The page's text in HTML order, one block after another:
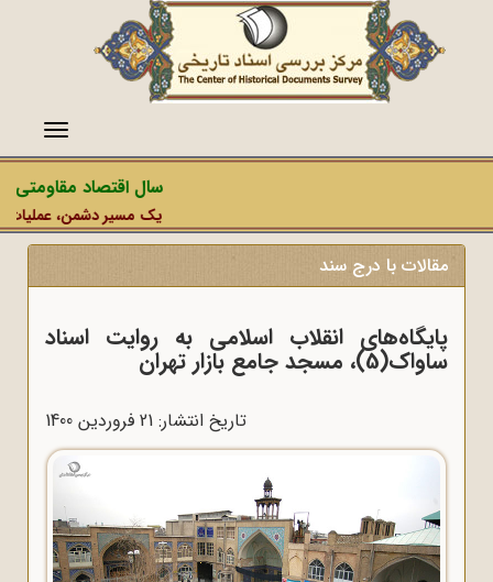
منو
سال اقتصاد مقاومتی
یک مسیر دشمن، عملیات
مقالات با درج سند
پایگاه‌های انقلاب اسلامی به روایت اسناد
ساواک(5)، مسجد جامع بازار تهران
تاریخ انتشار: 21 فروردين 1400